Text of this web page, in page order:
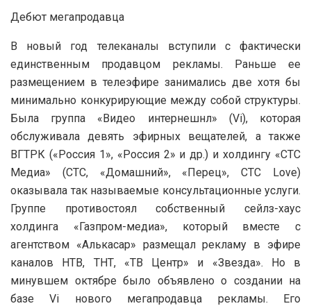
Дебют мегапродавца
В новый год телеканалы вступили с фактически
единственным продавцом рекламы. Раньше ее
размещением в телеэфире занимались две хотя бы
минимально конкурирующие между собой структуры.
Была группа «Видео интернешнл» (Vi), которая
обслуживала девять эфирных вещателей, а также
ВГТРК («Россия 1», «Россия 2» и др.) и холдингу «СТС
Медиа» (СТС, «Домашний», «Перец», CTC Love)
оказывала так называемые консультационные услуги.
Группе противостоял собственный сейлз-хаус
холдинга «Газпром-медиа», который вместе с
агентством «Алькасар» размещал рекламу в эфире
каналов НТВ, ТНТ, «ТВ Центр» и «Звезда». Но в
минувшем октябре было объявлено о создании на
базе Vi нового мегапродавца рекламы. Его